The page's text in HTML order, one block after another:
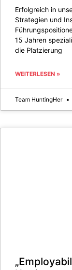
Erfolgreich in
Strategien und
15 Jahren
die Platzierung
WEITERLESEN »
Team HuntingHer